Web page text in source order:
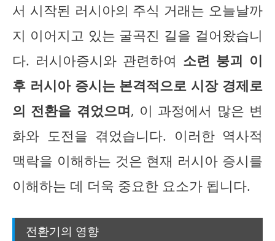
서 시작된 러시아의 주식 거래는 오늘날까
지 이어지고 있는 굴곡진 길을 걸어왔습니
다. 러시아증시와 관련하여 소련 붕괴 이
후 러시아 증시는 본격적으로 시장 경제로
의 전환을 겪었으며, 이 과정에서 많은 변
화와 도전을 겪었습니다. 이러한 역사적
맥락을 이해하는 것은 현재 러시아 증시를
이해하는 데 더욱 중요한 요소가 됩니다.
전환기의 영향